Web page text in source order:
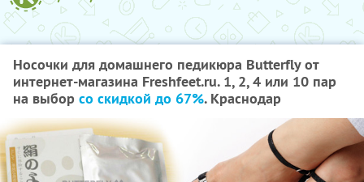
Носочки для домашнего педикюра Butterfly от
интернет-магазина Freshfeet.ru. 1, 2, 4 или 10 пар
на выбор со скидкой до 67%. Краснодар